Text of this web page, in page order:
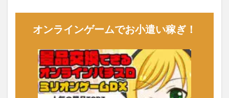
オンラインゲームでお小遣い稼ぎ！